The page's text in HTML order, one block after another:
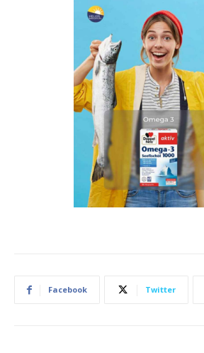
Facebook Twitter